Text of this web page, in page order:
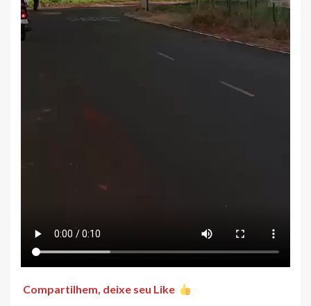
Compartilhem, deixe seu Like